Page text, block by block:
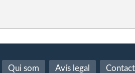
Qui som Avís legal